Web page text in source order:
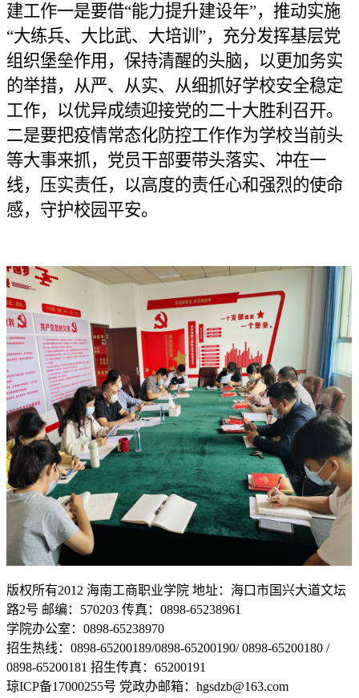
建工作一是要借“能力提升建设年”，推动实施
“大练兵、大比武、大培训”，充分发挥基层党
组织堡垒作用，保持清醒的头脑， 以 更加务实
的举措，从严、从实、从细抓好学校安全稳定
工作， 以优异成绩迎接党的二十大胜利 召开。
二是要把疫情常态化防控工作作为学校当前头
等大事来抓， 党员干部要带头落实、冲在一
线， 压实责任，以高度的责任心和强烈的使命
感， 守护校园平安。
版权所有2012 海南工商职业学院 地址：海口市国兴大道文坛
路2号 邮编：570203 传真：0898-65238961
学院办公室：0898-65238970
招生热线：0898-65200189/0898-65200190/ 0898-65200180 /
0898-65200181 招生传真：65200191
琼ICP备17000255号 党政办邮箱：hgsdzb@163.com